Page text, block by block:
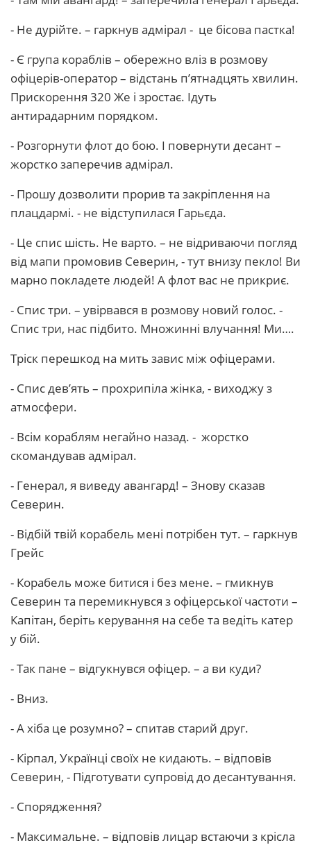
- Не дурійте. – гаркнув адмірал - це бісова пастка!
- Є група кораблів – обережно вліз в розмову
офіцерів-оператор – відстань п’ятнадцять хвилин.
Прискорення 320 Же і зростає. Ідуть
антирадарним порядком.
- Розгорнути флот до бою. І повернути десант –
жорстко заперечив адмірал.
- Прошу дозволити прорив та закріплення на
плацдармі. - не відступилася Гарьєда.
- Це спис шість. Не варто. – не відриваючи погляд
від мапи промовив Северин, - тут внизу пекло! Ви
марно покладете людей! А флот вас не прикриє.
- Спис три. – увірвався в розмову новий голос. -
Спис три, нас підбито. Множинні влучання! Ми….
Тріск перешкод на мить завис між офіцерами.
- Спис дев’ять – прохрипіла жінка, - виходжу з
атмосфери.
- Всім кораблям негайно назад. - жорстко
скомандував адмірал.
- Генерал, я виведу авангард! – Знову сказав
Северин.
- Відбій твій корабель мені потрібен тут. – гаркнув
Грейс
- Корабель може битися і без мене. – гмикнув
Северин та перемикнувся з офіцерської частоти –
Капітан, беріть керування на себе та ведіть катер
у бій.
- Так пане – відгукнувся офіцер. – а ви куди?
- Вниз.
- А хіба це розумно? – спитав старий друг.
- Кірпал, Українці своїх не кидають. – відповів
Северин, - Підготувати супровід до десантування.
- Спорядження?
- Максимальне. – відповів лицар встаючи з крісла